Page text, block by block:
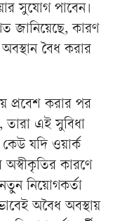
সুযোগ পাবেন।
জানিয়েছে, কারণ
বৈধ করার
প্রবেশ করার পর
এই সুবিধা
যদি ওয়ার্ক
কারণে
নিয়োগকর্তা
অবৈধ অবস্থায়